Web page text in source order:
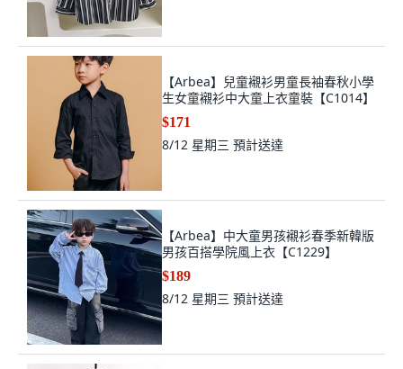
【Arbea】兒童襯衫男童長袖春秋小學
生女童襯衫中大童上衣童裝【C1014】
$171
8/12 星期三 預計送達
【Arbea】中大童男孩襯衫春季新韓版
男孩百搭學院風上衣【C1229】
$189
8/12 星期三 預計送達